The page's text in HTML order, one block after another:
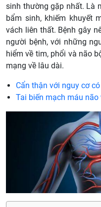
sinh thường gặp nhất. Là
bẩm sinh, khiếm khuyết
vách liên thất. Bệnh gây
người bệnh, với những
hiểm về tim, phổi và não
mạng về lâu dài.
Cẩn thận với nguy cơ
Tai biến mạch máu